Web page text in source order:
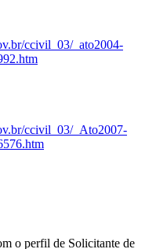
ccivil_03/_ato2004-
ccivil_03/_Ato2007-
o perfil de Solicitante de